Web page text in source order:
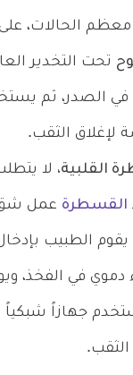
الحالات، على
تحت التخدير
الصدر، ثم
لإغلاق الثقب.
القلبية، لا
القسطرة عمل
يقوم الطبيب
دموي في الفخذ،
جهازاً